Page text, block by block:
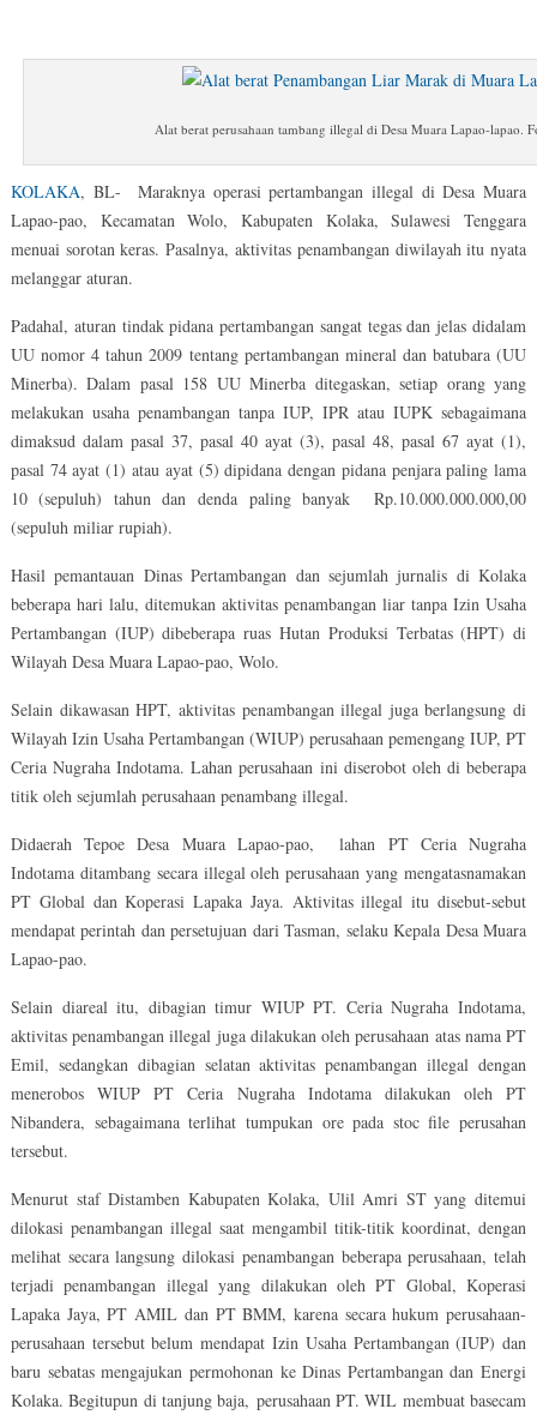
Marak
Kolaka
Alat berat perusahaan tambang illegal di Desa Muara Lapao-lapao.
KOLAKA, BL- Maraknya operasi pertambangan illegal di Desa Muara
Lapao-pao, Kecamatan Wolo, Kabupaten Kolaka, Sulawesi Tenggara
menuai sorotan keras. Pasalnya, aktivitas penambangan diwilayah itu nyata
melanggar aturan.
Padahal, aturan tindak pidana pertambangan sangat tegas dan jelas didalam
UU nomor 4 tahun 2009 tentang pertambangan mineral dan batubara (UU
Minerba). Dalam pasal 158 UU Minerba ditegaskan, setiap orang yang
melakukan usaha penambangan tanpa IUP, IPR atau IUPK sebagaimana
dimaksud dalam pasal 37, pasal 40 ayat (3), pasal 48, pasal 67 ayat (1),
pasal 74 ayat (1) atau ayat (5) dipidana dengan pidana penjara paling lama
10 (sepuluh) tahun dan denda paling banyak Rp.10.000.000.000,00
(sepuluh miliar rupiah).
Hasil pemantauan Dinas Pertambangan dan sejumlah jurnalis di Kolaka
beberapa hari lalu, ditemukan aktivitas penambangan liar tanpa Izin Usaha
Pertambangan (IUP) dibeberapa ruas Hutan Produksi Terbatas (HPT) di
Wilayah Desa Muara Lapao-pao, Wolo.
Selain dikawasan HPT, aktivitas penambangan illegal juga berlangsung di
Wilayah Izin Usaha Pertambangan (WIUP) perusahaan pemengang IUP, PT
Ceria Nugraha Indotama. Lahan perusahaan ini diserobot oleh di beberapa
titik oleh sejumlah perusahaan penambang illegal.
Didaerah Tepoe Desa Muara Lapao-pao, lahan PT Ceria Nugraha
Indotama ditambang secara illegal oleh perusahaan yang mengatasnamakan
PT Global dan Koperasi Lapaka Jaya. Aktivitas illegal itu disebut-sebut
mendapat perintah dan persetujuan dari Tasman, selaku Kepala Desa Muara
Lapao-pao.
Selain diareal itu, dibagian timur WIUP PT. Ceria Nugraha Indotama,
aktivitas penambangan illegal juga dilakukan oleh perusahaan atas nama PT
Emil, sedangkan dibagian selatan aktivitas penambangan illegal dengan
menerobos WIUP PT Ceria Nugraha Indotama dilakukan oleh PT
Nibandera, sebagaimana terlihat tumpukan ore pada stoc file perusahan
tersebut.
Menurut staf Distamben Kabupaten Kolaka, Ulil Amri ST yang ditemui
dilokasi penambangan illegal saat mengambil titik-titik koordinat, dengan
melihat secara langsung dilokasi penambangan beberapa perusahaan, telah
terjadi penambangan illegal yang dilakukan oleh PT Global, Koperasi
Lapaka Jaya, PT AMIL dan PT BMM, karena secara hukum perusahaan-
perusahaan tersebut belum mendapat Izin Usaha Pertambangan (IUP) dan
baru sebatas mengajukan permohonan ke Dinas Pertambangan dan Energi
Kolaka. Begitupun di tanjung baja, perusahaan PT. WIL membuat basecam